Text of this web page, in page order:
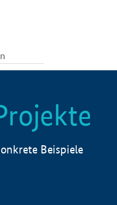
Beispiele